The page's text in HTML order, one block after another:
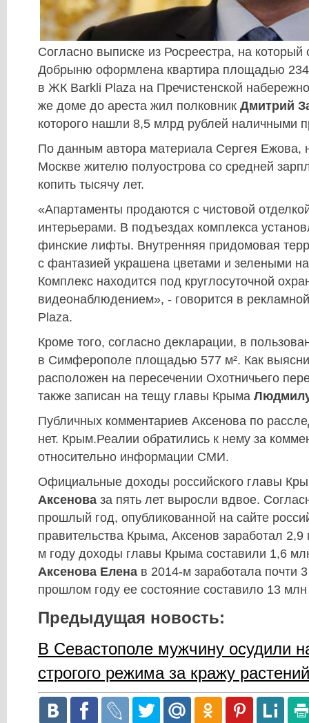
Согласно выписке из Росреестра, на
Добрыню оформлена квартира площадью
в ЖК Barkli Plaza на Пречистенской
же доме до ареста жил полковник Дмитрий
которого нашли 8,5 млрд рублей наличными
По данным автора материала Сергея Ежова,
Москве жителю полуострова со средней
копить тысячу лет.
«Апартаменты продаются с чистовой
интерьерами. В подъездах комплекса
финские лифты. Внутренняя придомовая
с фантазией украшена цветами и зелеными
Комплекс находится под круглосуточной
видеонаблюдением», - говорится в
Plaza.
Кроме того, согласно декларации, в
в Симферополе площадью 577 м². Как
расположен на пересечении Охотничьего
также записан на тещу главы Крыма
Публичных комментариев Аксенова по
нет. Крым.Реалии обратились к нему за
относительно информации СМИ.
Официальные доходы российского главы
Аксенова за пять лет выросли вдвое.
прошлый год, опубликованной на сайте
правительства Крыма, Аксенов заработал
м году доходы главы Крыма составили 1,6
Аксенова Елена в 2014-м заработала почти
прошлом году ее состояние составило 13
Предыдущая новость:
В Севастополе мужчину осудили
строгого режима за кражу